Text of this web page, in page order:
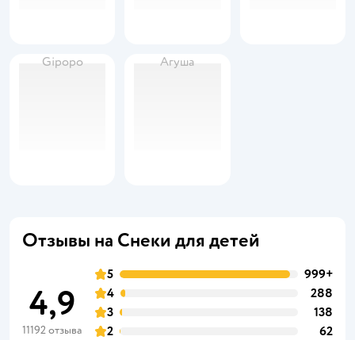
Gipopo Агуша
Отзывы на Снеки для детей
4,9
11192 отзыва
5
999+
4
288
3
138
2
62